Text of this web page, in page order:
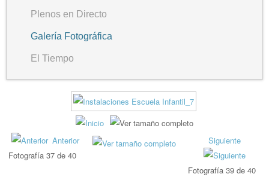
Plenos en Directo
Galería Fotográfica
El Tiempo
Anterior
Fotografía 37 de 40
Siguiente
Fotografía 39 de 40